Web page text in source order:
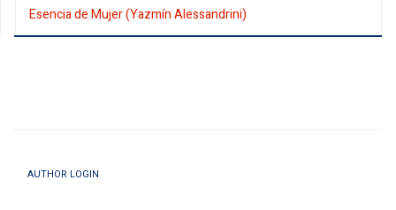
Esencia de Mujer (Yazmín Alessandrini)
AUTHOR LOGIN